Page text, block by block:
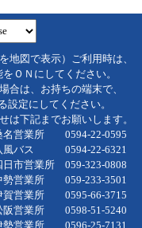
地図で表示）ご利用時は、
ＯＮにしてください。
合は、お持ちの端末で、
定にしてください。
は下記までお願いします。
業所 0594-22-0595
22-6321
営業所 059-323-0808
勢営業所 059-233-3501
営業所 0595-66-3715
営業所 0598-51-5240
業所 0596-25-7131